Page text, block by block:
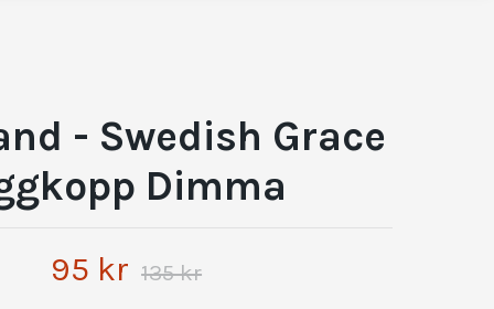
- Swedish Grace
Dimma
95 kr 135 kr